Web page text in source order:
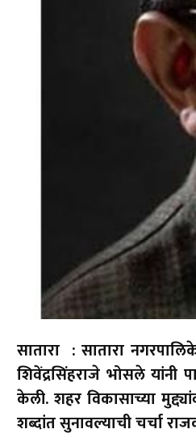
सातारा : सातारा
शिवेंद्रसिंहराजे भोसले यांनी
केली. शहर विकासाच्या
शब्दांत सुनावल्याची चर्चा